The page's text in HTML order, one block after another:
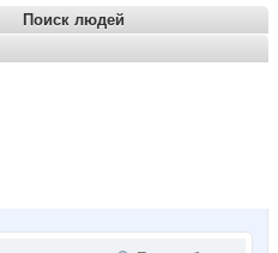
Поиск людей